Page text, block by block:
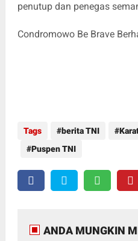
penutup dan penegas
Condromowo Be Brave
Tags berita TNI
Puspen TNI
ANDA MUNGKIN